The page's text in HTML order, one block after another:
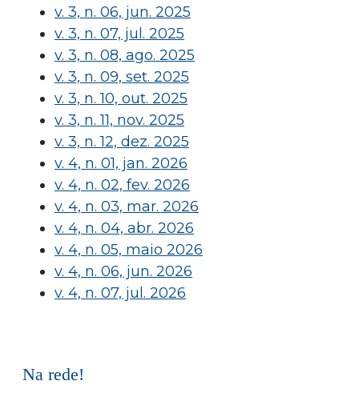
v. 3, n. 06, jun. 2025
v. 3, n. 07, jul. 2025
v. 3, n. 08, ago. 2025
v. 3, n. 09, set. 2025
v. 3, n. 10, out. 2025
v. 3, n. 11, nov. 2025
v. 3, n. 12, dez. 2025
v. 4, n. 01, jan. 2026
v. 4, n. 02, fev. 2026
v. 4, n. 03, mar. 2026
v. 4, n. 04, abr. 2026
v. 4, n. 05, maio 2026
v. 4, n. 06, jun. 2026
v. 4, n. 07, jul. 2026
Na rede!